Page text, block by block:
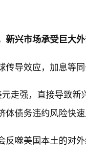
新兴市场承受巨大
传导效应，加息等
走强，直接导致
体债务违约风险快
反噬美国本土的对